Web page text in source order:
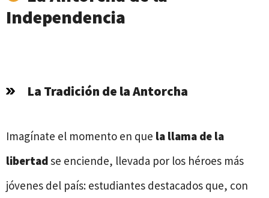
Independencia
La Tradición de la Antorcha
Imagínate el momento en que la llama de la
libertadse enciende, llevada por los héroes más
jóvenes del país: estudiantes destacados que, con